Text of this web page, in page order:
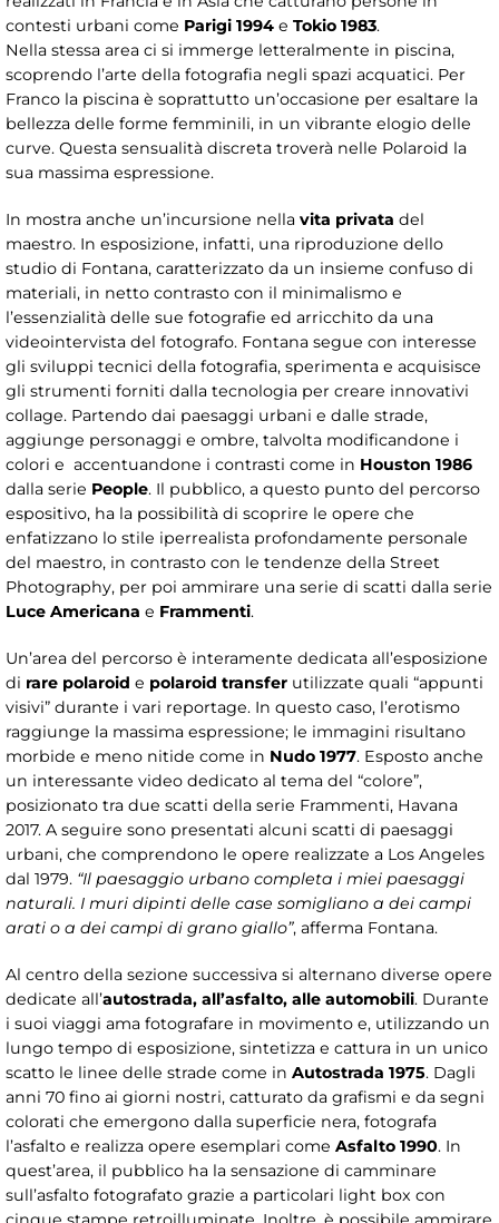
contesti urbani come Parigi 1994 e Tokio 1983.
Nella stessa area ci si immerge letteralmente in piscina,
scoprendo l’arte della fotografia negli spazi acquatici. Per
Franco la piscina è soprattutto un’occasione per esaltare la
bellezza delle forme femminili, in un vibrante elogio delle
curve. Questa sensualità discreta troverà nelle Polaroid la
sua massima espressione.
In mostra anche un’incursione nella vita privata del
maestro. In esposizione, infatti, una riproduzione dello
studio di Fontana, caratterizzato da un insieme confuso di
materiali, in netto contrasto con il minimalismo e
l’essenzialità delle sue fotografie ed arricchito da una
videointervista del fotografo. Fontana segue con interesse
gli sviluppi tecnici della fotografia, sperimenta e acquisisce
gli strumenti forniti dalla tecnologia per creare innovativi
collage. Partendo dai paesaggi urbani e dalle strade,
aggiunge personaggi e ombre, talvolta modificandone i
colori e accentuandone i contrasti come in Houston 1986
dalla serie People. Il pubblico, a questo punto del percorso
espositivo, ha la possibilità di scoprire le opere che
enfatizzano lo stile iperrealista profondamente personale
del maestro, in contrasto con le tendenze della Street
Photography, per poi ammirare una serie di scatti dalla serie
Luce Americana e Frammenti.
Un’area del percorso è interamente dedicata all’esposizione
di rare polaroid e polaroid transfer utilizzate quali “appunti
visivi” durante i vari reportage. In questo caso, l’erotismo
raggiunge la massima espressione; le immagini risultano
morbide e meno nitide come in Nudo 1977. Esposto anche
un interessante video dedicato al tema del “colore”,
posizionato tra due scatti della serie Frammenti, Havana
2017. A seguire sono presentati alcuni scatti di paesaggi
urbani, che comprendono le opere realizzate a Los Angeles
dal 1979. “Il paesaggio urbano completa i miei paesaggi
naturali. I muri dipinti delle case somigliano a dei campi
arati o a dei campi di grano giallo”, afferma Fontana.
Al centro della sezione successiva si alternano diverse opere
dedicate all’autostrada, all’asfalto, alle automobili. Durante
i suoi viaggi ama fotografare in movimento e, utilizzando un
lungo tempo di esposizione, sintetizza e cattura in un unico
scatto le linee delle strade come in Autostrada 1975. Dagli
anni 70 fino ai giorni nostri, catturato da grafismi e da segni
colorati che emergono dalla superficie nera, fotografa
l’asfalto e realizza opere esemplari come Asfalto 1990. In
quest’area, il pubblico ha la sensazione di camminare
sull’asfalto fotografato grazie a particolari light box con